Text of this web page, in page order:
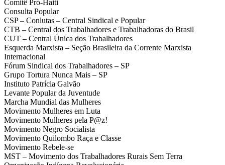
Comitê Pró-Haiti
Consulta Popular
CSP – Conlutas – Central Sindical e Popular
CTB – Central dos Trabalhadores e Trabalhadoras do Brasil
CUT – Central Única dos Trabalhadores
Esquerda Marxista – Seção Brasileira da Corrente Marxista
Internacional
Fórum Sindical dos Trabalhadores – SP
Grupo Tortura Nunca Mais – SP
Instituto Patrícia Galvão
Levante Popular da Juventude
Marcha Mundial das Mulheres
Movimento Mulheres em Luta
Movimento Mulheres pela P@z!
Movimento Negro Socialista
Movimento Quilombo Raça e Classe
Movimento Rebele-se
MST – Movimento dos Trabalhadores Rurais Sem Terra